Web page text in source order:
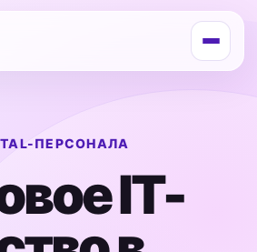
ПЕРСОНАЛА
IT-